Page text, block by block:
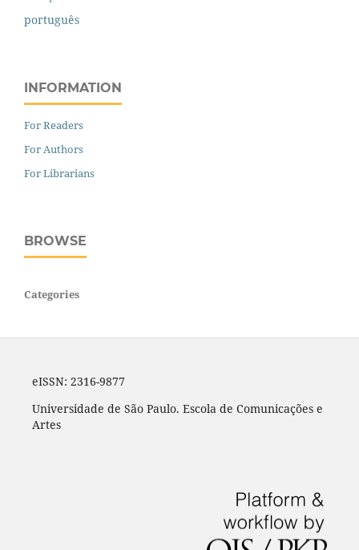
português
INFORMATION
For Readers
For Authors
For Librarians
BROWSE
Categories
eISSN: 2316-9877
Universidade de São Paulo. Escola de Comunicações e
Artes